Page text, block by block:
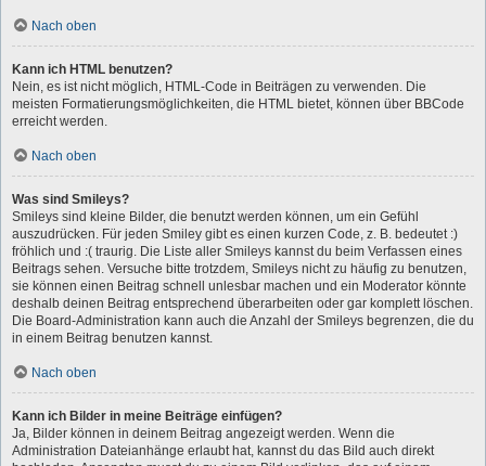
Nach oben
Kann ich HTML benutzen?
Nein, es ist nicht möglich, HTML-Code in Beiträgen zu verwenden. Die
meisten Formatierungsmöglichkeiten, die HTML bietet, können über BBCode
erreicht werden.
Nach oben
Was sind Smileys?
Smileys sind kleine Bilder, die benutzt werden können, um ein Gefühl
auszudrücken. Für jeden Smiley gibt es einen kurzen Code, z. B. bedeutet :)
fröhlich und :( traurig. Die Liste aller Smileys kannst du beim Verfassen eines
Beitrags sehen. Versuche bitte trotzdem, Smileys nicht zu häufig zu benutzen,
sie können einen Beitrag schnell unlesbar machen und ein Moderator könnte
deshalb deinen Beitrag entsprechend überarbeiten oder gar komplett löschen.
Die Board-Administration kann auch die Anzahl der Smileys begrenzen, die du
in einem Beitrag benutzen kannst.
Nach oben
Kann ich Bilder in meine Beiträge einfügen?
Ja, Bilder können in deinem Beitrag angezeigt werden. Wenn die
Administration Dateianhänge erlaubt hat, kannst du das Bild auch direkt